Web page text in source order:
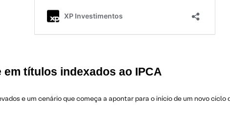
títulos indexados ao IPCA
e um cenário que começa a apontar para o início de um novo ciclo